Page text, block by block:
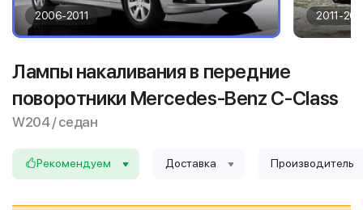
2006-2011 2011-
Лампы накаливания в передние
поворотники Mercedes-Benz C-Class
W204 / седан
Рекомендуем Доставка Производитель